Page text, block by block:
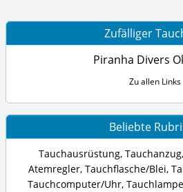
Zufälliger
Piranha Divers
Zu allen Links
Beliebte
Tauchausrüstung, Tauchanzug,
Atemregler, Tauchflasche/Blei,
Tauchcomputer/Uhr, Tauchlampe